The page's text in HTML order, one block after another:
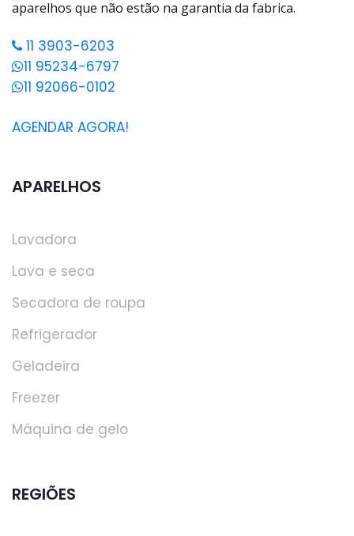
aparelhos que não estão na garantia da fabrica.
11 3903-6203
11 95234-6797
11 92066-0102
AGENDAR AGORA!
APARELHOS
Lavadora
Lava e seca
Secadora de roupa
Refrigerador
Geladeira
Freezer
Máquina de gelo
REGIÕES